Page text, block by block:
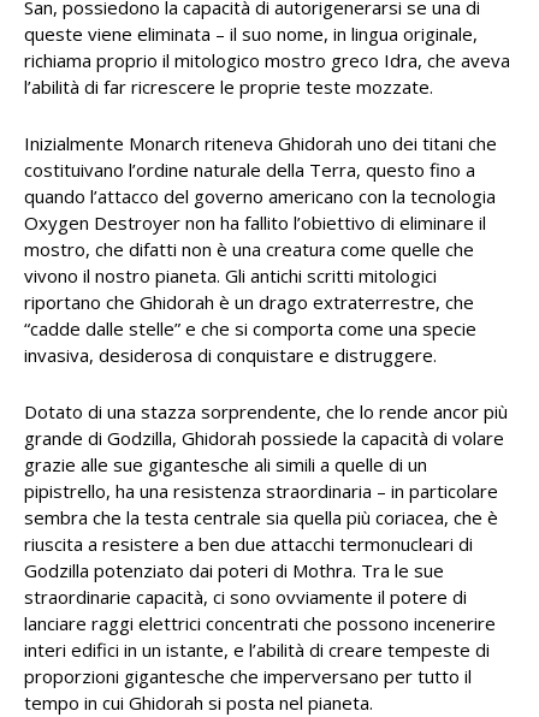
San, possiedono la capacità di autorigenerarsi se una di
queste viene eliminata – il suo nome, in lingua originale,
richiama proprio il mitologico mostro greco Idra, che aveva
l’abilità di far ricrescere le proprie teste mozzate.
Inizialmente Monarch riteneva Ghidorah uno dei titani che
costituivano l’ordine naturale della Terra, questo fino a
quando l’attacco del governo americano con la tecnologia
Oxygen Destroyer non ha fallito l’obiettivo di eliminare il
mostro, che difatti non è una creatura come quelle che
vivono il nostro pianeta. Gli antichi scritti mitologici
riportano che Ghidorah è un drago extraterrestre, che
“cadde dalle stelle” e che si comporta come una specie
invasiva, desiderosa di conquistare e distruggere.
Dotato di una stazza sorprendente, che lo rende ancor più
grande di Godzilla, Ghidorah possiede la capacità di volare
grazie alle sue gigantesche ali simili a quelle di un
pipistrello, ha una resistenza straordinaria – in particolare
sembra che la testa centrale sia quella più coriacea, che è
riuscita a resistere a ben due attacchi termonucleari di
Godzilla potenziato dai poteri di Mothra. Tra le sue
straordinarie capacità, ci sono ovviamente il potere di
lanciare raggi elettrici concentrati che possono incenerire
interi edifici in un istante, e l’abilità di creare tempeste di
proporzioni gigantesche che imperversano per tutto il
tempo in cui Ghidorah si posta nel pianeta.